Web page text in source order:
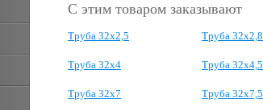
С этим товаром заказывают
Труба 32х2,5 Труба 32х2,8
Труба 32х4 Труба 32х4,5
Труба 32х7 Труба 32х7,5